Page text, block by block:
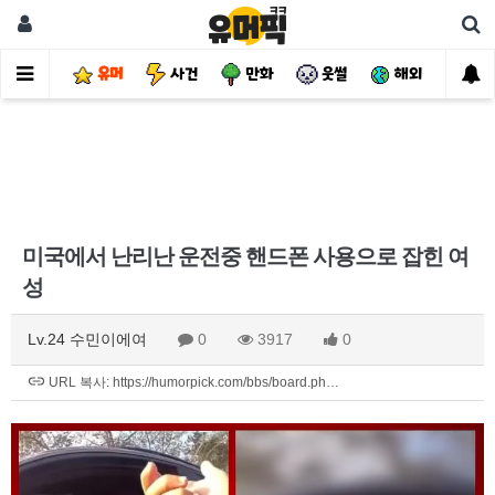
유머 사건 만화 웃썰 해외 핫
미국에서 난리난 운전중 핸드폰 사용으로 잡힌 여
성
Lv.24 수민이에여 0 3917 0
URL 복사: https://humorpick.com/bbs/board.ph…